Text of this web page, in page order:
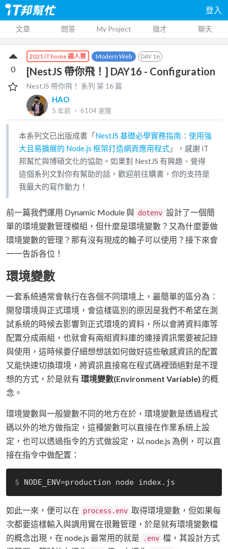
登入
文章 問答 My Project 徵才 聊天
2021 iThome 鐵人賽 Modern Web DAY 16
[NestJS 帶你飛！] DAY16 - Configuration
NestJS 帶你飛！ 系列 第 16 篇
HAO
5 年前 ‧ 6104瀏覽
0
本系列文已出版成書「 NestJS 基礎必學實務指南：使用強
大且易擴展的 Node.js 框架打造網頁應用程式 」，感謝 iT
邦幫忙與博碩文化的協助。如果對 NestJS 有興趣、覺得
這個系列文對你有幫助的話，歡迎前往購書，你的支持是
我最大的寫作動力！
前一篇我們運用 Dynamic Module 與 dotenv 設計了一個簡
單的環境變數管理模組，但什麼是環境變數？又為什麼要做
環境變數的管理？那有沒有現成的輪子可以使用？接下來會
一一告訴各位！
環境變數
一套系統通常會執行在各個不同環境上，最簡單的區分為：
開發環境與正式環境，會這樣區別的原因是我們不希望在測
試系統的時候去影響到正式環境的資料，所以會將資料庫等
配置分成兩組，也就會有兩組資料庫的連接資訊需要被記錄
與使用，這時候要仔細想想該如何做好這些敏感資訊的配置
又能快速切換環境，將資訊直接寫在程式碼裡頭絕對是不理
想的方式，於是就有 環境變數(Environment Variable) 的概
念。
環境變數與一般變數不同的地方在於，環境變數是透過程式
碼以外的地方做指定，這種變數可以直接在作業系統上設
定，也可以透過指令的方式做設定，以 node.js 為例，可以直
接在指令中做配置：
$ NODE_ENV=production node index.js
如此一來，便可以在 process.env 取得環境變數，但如果每
次都要這樣輸入與調用實在很難管理，於是就有環境變數檔
的概念出現，在 node.js 最常用的就是
.env 檔，其設計方式